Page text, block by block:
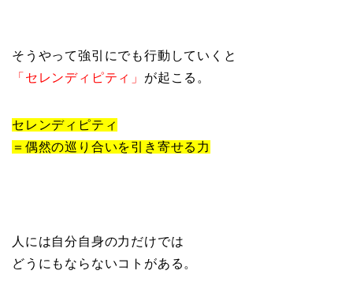
そうやって強引にでも行動していくと
「セレンディピティ」 が起こる。
セレンディピティ
＝偶然の巡り合いを引き寄せる力
人には自分自身の力だけでは
どうにもならないコトがある。